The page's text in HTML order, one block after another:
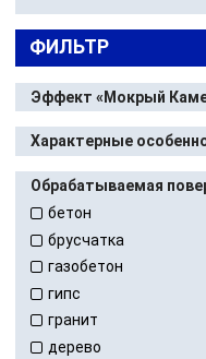
ФИЛЬТР
Эффект «Мокрый
Характерные
Обрабатываемая
бетон
брусчатка
газобетон
гипс
гранит
дерево